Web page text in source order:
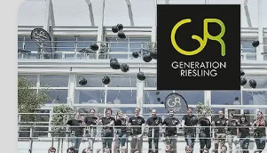
Generation Riesling